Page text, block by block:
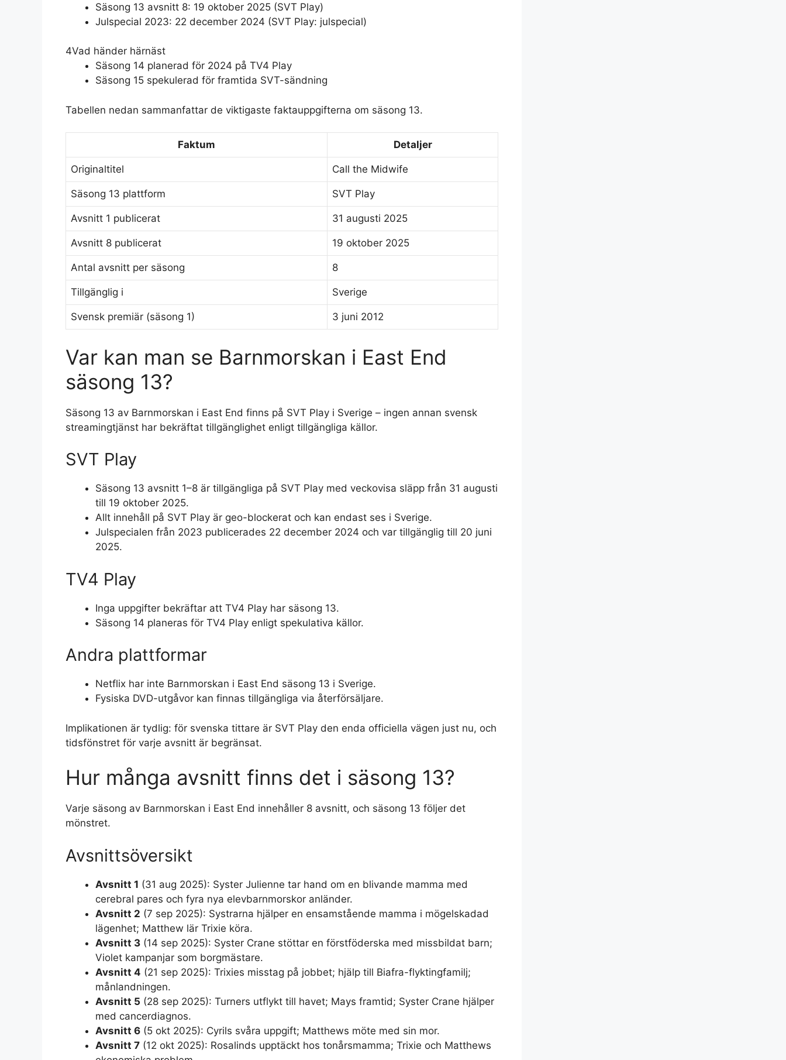
Säsong 13 avsnitt 8: 19 oktober 2025 (SVT Play)
Julspecial 2023: 22 december 2024 (SVT Play: julspecial)
4Vad händer härnäst
Säsong 14 planerad för 2024 på TV4 Play
Säsong 15 spekulerad för framtida SVT-sändning
Tabellen nedan sammanfattar de viktigaste faktauppgifterna om säsong 13.
Faktum Detaljer
Originaltitel Call the Midwife
Säsong 13 plattform SVT Play
Avsnitt 1 publicerat 31 augusti 2025
Avsnitt 8 publicerat 19 oktober 2025
Antal avsnitt per säsong 8
Tillgänglig i Sverige
Svensk premiär (säsong 1) 3 juni 2012
Var kan man se Barnmorskan i East End
säsong 13?
Säsong 13 av Barnmorskan i East End finns på SVT Play i Sverige – ingen annan svensk
streamingtjänst har bekräftat tillgänglighet enligt tillgängliga källor.
SVT Play
Säsong 13 avsnitt 1–8 är tillgängliga på SVT Play med veckovisa släpp från 31 augusti
till 19 oktober 2025.
Allt innehåll på SVT Play är geo-blockerat och kan endast ses i Sverige.
Julspecialen från 2023 publicerades 22 december 2024 och var tillgänglig till 20 juni
2025.
TV4 Play
Inga uppgifter bekräftar att TV4 Play har säsong 13.
Säsong 14 planeras för TV4 Play enligt spekulativa källor.
Andra plattformar
Netflix har inte Barnmorskan i East End säsong 13 i Sverige.
Fysiska DVD-utgåvor kan finnas tillgängliga via återförsäljare.
Implikationen är tydlig: för svenska tittare är SVT Play den enda officiella vägen just nu, och
tidsfönstret för varje avsnitt är begränsat.
Hur många avsnitt finns det i säsong 13?
Varje säsong av Barnmorskan i East End innehåller 8 avsnitt, och säsong 13 följer det
mönstret.
Avsnittsöversikt
Avsnitt 1 (31 aug 2025): Syster Julienne tar hand om en blivande mamma med
cerebral pares och fyra nya elevbarnmorskor anländer.
Avsnitt 2 (7 sep 2025): Systrarna hjälper en ensamstående mamma i mögelskadad
lägenhet; Matthew lär Trixie köra.
Avsnitt 3 (14 sep 2025): Syster Crane stöttar en förstföderska med missbildat barn;
Violet kampanjar som borgmästare.
Avsnitt 4 (21 sep 2025): Trixies misstag på jobbet; hjälp till Biafra-flyktingfamilj;
månlandningen.
Avsnitt 5 (28 sep 2025): Turners utflykt till havet; Mays framtid; Syster Crane hjälper
med cancerdiagnos.
Avsnitt 6 (5 okt 2025): Cyrils svåra uppgift; Matthews möte med sin mor.
Avsnitt 7 (12 okt 2025): Rosalinds upptäckt hos tonårsmamma; Trixie och Matthews